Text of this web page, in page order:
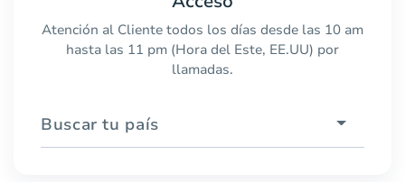
Atención al Cliente todos los días desde las 10 am
hasta las 11 pm (Hora del Este, EE.UU) por
llamadas.
Buscar tu país